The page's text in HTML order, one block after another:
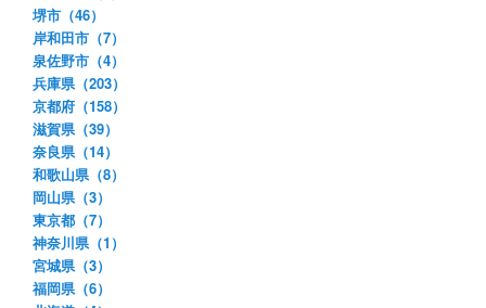
堺市（46）
岸和田市（7）
泉佐野市（4）
兵庫県（203）
京都府（158）
滋賀県（39）
奈良県（14）
和歌山県（8）
岡山県（3）
東京都（7）
神奈川県（1）
宮城県（3）
福岡県（6）